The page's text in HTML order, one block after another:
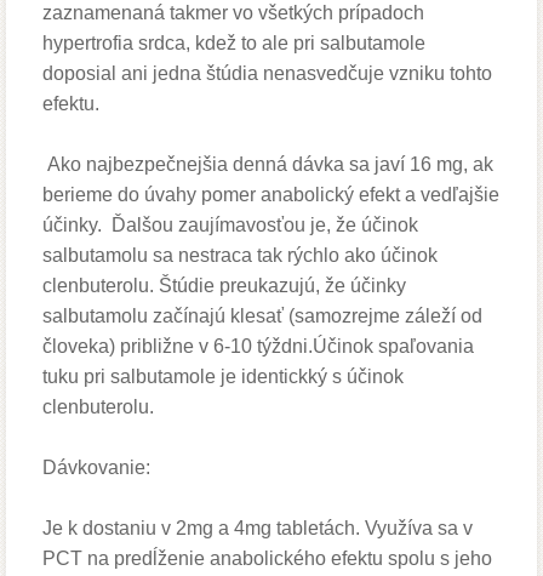
zaznamenaná takmer vo všetkých prípadoch
hypertrofia srdca, kdež to ale pri salbutamole
doposial ani jedna štúdia nenasvedčuje vzniku tohto
efektu.
Ako najbezpečnejšia denná dávka sa javí 16 mg, ak
berieme do úvahy pomer anabolický efekt a vedľajšie
účinky. Ďalšou zaujímavosťou je, že účinok
salbutamolu sa nestraca tak rýchlo ako účinok
clenbuterolu. Štúdie preukazujú, že účinky
salbutamolu začínajú klesať (samozrejme záleží od
človeka) približne v 6-10 týždni.Účinok spaľovania
tuku pri salbutamole je identickký s účinok
clenbuterolu.
Dávkovanie:
Je k dostaniu v 2mg a 4mg tabletách. Využíva sa v
PCT na predĺženie anabolického efektu spolu s jeho